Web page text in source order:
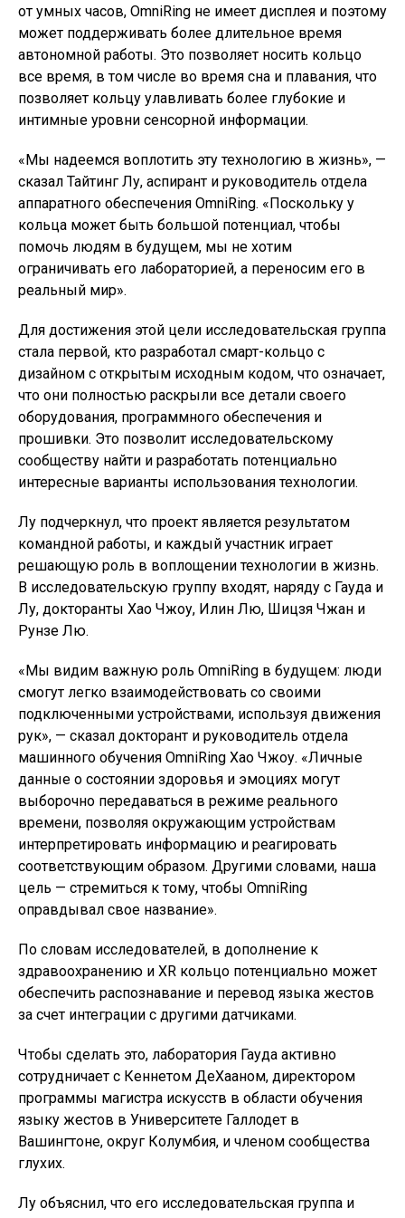
от умных часов, OmniRing не имеет дисплея и поэтому
может поддерживать более длительное время
автономной работы. Это позволяет носить кольцо
все время, в том числе во время сна и плавания, что
позволяет кольцу улавливать более глубокие и
интимные уровни сенсорной информации.
«Мы надеемся воплотить эту технологию в жизнь», —
сказал Тайтинг Лу, аспирант и руководитель отдела
аппаратного обеспечения OmniRing. «Поскольку у
кольца может быть большой потенциал, чтобы
помочь людям в будущем, мы не хотим
ограничивать его лабораторией, а переносим его в
реальный мир».
Для достижения этой цели исследовательская группа
стала первой, кто разработал смарт-кольцо с
дизайном с открытым исходным кодом, что означает,
что они полностью раскрыли все детали своего
оборудования, программного обеспечения и
прошивки. Это позволит исследовательскому
сообществу найти и разработать потенциально
интересные варианты использования технологии.
Лу подчеркнул, что проект является результатом
командной работы, и каждый участник играет
решающую роль в воплощении технологии в жизнь.
В исследовательскую группу входят, наряду с Гауда и
Лу, докторанты Хао Чжоу, Илин Лю, Шицзя Чжан и
Рунзе Лю.
«Мы видим важную роль OmniRing в будущем: люди
смогут легко взаимодействовать со своими
подключенными устройствами, используя движения
рук», — сказал докторант и руководитель отдела
машинного обучения OmniRing Хао Чжоу. «Личные
данные о состоянии здоровья и эмоциях могут
выборочно передаваться в режиме реального
времени, позволяя окружающим устройствам
интерпретировать информацию и реагировать
соответствующим образом. Другими словами, наша
цель — стремиться к тому, чтобы OmniRing
оправдывал свое название».
По словам исследователей, в дополнение к
здравоохранению и XR кольцо потенциально может
обеспечить распознавание и перевод языка жестов
за счет интеграции с другими датчиками.
Чтобы сделать это, лаборатория Гауда активно
сотрудничает с Кеннетом ДеХааном, директором
программы магистра искусств в области обучения
языку жестов в Университете Галлодет в
Вашингтоне, округ Колумбия, и членом сообщества
глухих.
Лу объяснил, что его исследовательская группа и